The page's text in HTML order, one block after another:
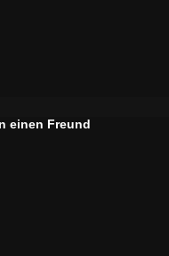
einen Freund